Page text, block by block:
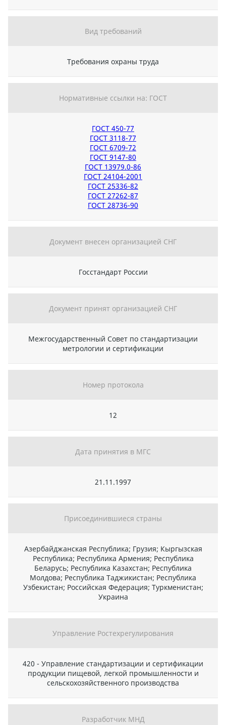
Вид требований
Требования охраны труда
Нормативные ссылки на: ГОСТ
ГОСТ 450-77
ГОСТ 3118-77
ГОСТ 6709-72
ГОСТ 9147-80
ГОСТ 13979.0-86
ГОСТ 24104-2001
ГОСТ 25336-82
ГОСТ 27262-87
ГОСТ 28736-90
Документ внесен организацией СНГ
Госстандарт России
Документ принят организацией СНГ
Межгосударственный Совет по стандартизации
метрологии и сертификации
Номер протокола
12
Дата принятия в МГС
21.11.1997
Присоединившиеся страны
Азербайджанская Республика; Грузия; Кыргызская
Республика; Республика Армения; Республика
Беларусь; Республика Казахстан; Республика
Молдова; Республика Таджикистан; Республика
Узбекистан; Российская Федерация; Туркменистан;
Украина
Управление Ростехрегулирования
420 - Управление стандартизации и сертификации
продукции пищевой, легкой промышленности и
сельскохозяйственного производства
Разработчик МНД